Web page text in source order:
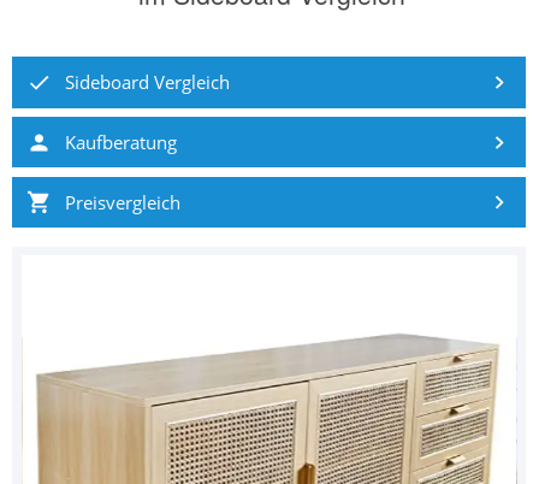
Sideboard Vergleich
Kaufberatung
Preisvergleich